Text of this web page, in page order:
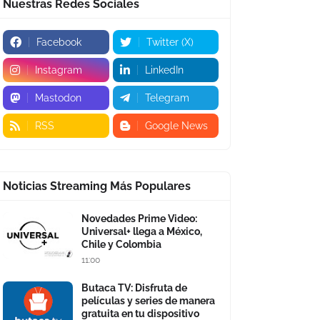
Nuestras Redes Sociales
Facebook Twitter (X)
Instagram LinkedIn
Mastodon Telegram
RSS Google News
Noticias Streaming Más Populares
Novedades Prime Video:
Universal+ llega a México,
Chile y Colombia
11:00
Butaca TV: Disfruta de
películas y series de manera
gratuita en tu dispositivo